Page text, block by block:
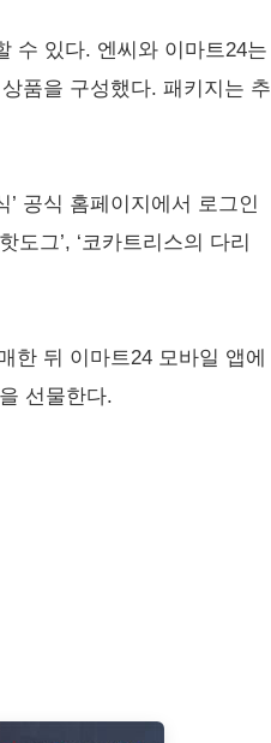
수 있다. 엔씨와 이마트24는
상품을 구성했다. 패키지는 추
공식 홈페이지에서 로그인
도그’, ‘코카트리스의 다리
한 뒤 이마트24 모바일 앱에
선물한다.